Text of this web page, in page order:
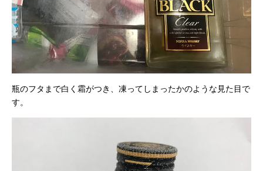
瓶のフタまで白く霜がつき、凍ってしまったかのような見た目で
す。